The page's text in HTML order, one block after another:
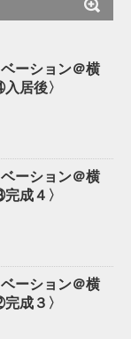
ーション＠横
居後〉
ーション＠横
成４〉
ーション＠横
成３〉